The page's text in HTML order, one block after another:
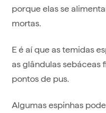
porque elas se
mortas.
E é aí que as temidas
as glândulas sebáceas
pontos de pus.
Algumas espinhas